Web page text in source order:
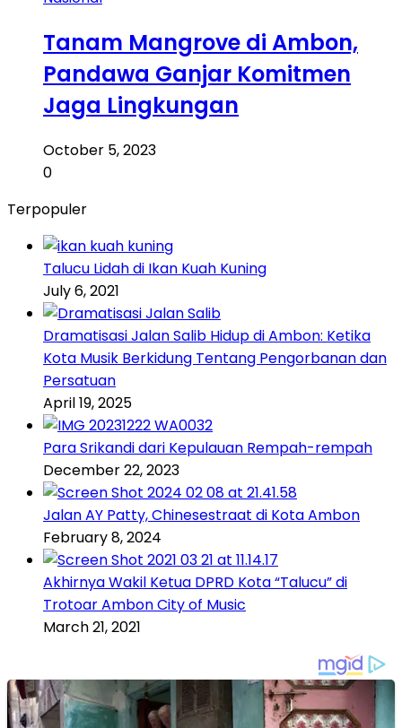
Tanam Mangrove di Ambon,
Pandawa Ganjar Komitmen
Jaga Lingkungan
October 5, 2023
0
Terpopuler
Talucu Lidah di Ikan Kuah Kuning
July 6, 2021
Dramatisasi Jalan Salib Hidup di Ambon: Ketika
Kota Musik Berkidung Tentang Pengorbanan dan
Persatuan
April 19, 2025
Para Srikandi dari Kepulauan Rempah-rempah
December 22, 2023
Jalan AY Patty, Chinesestraat di Kota Ambon
February 8, 2024
Akhirnya Wakil Ketua DPRD Kota “Talucu” di
Trotoar Ambon City of Music
March 21, 2021